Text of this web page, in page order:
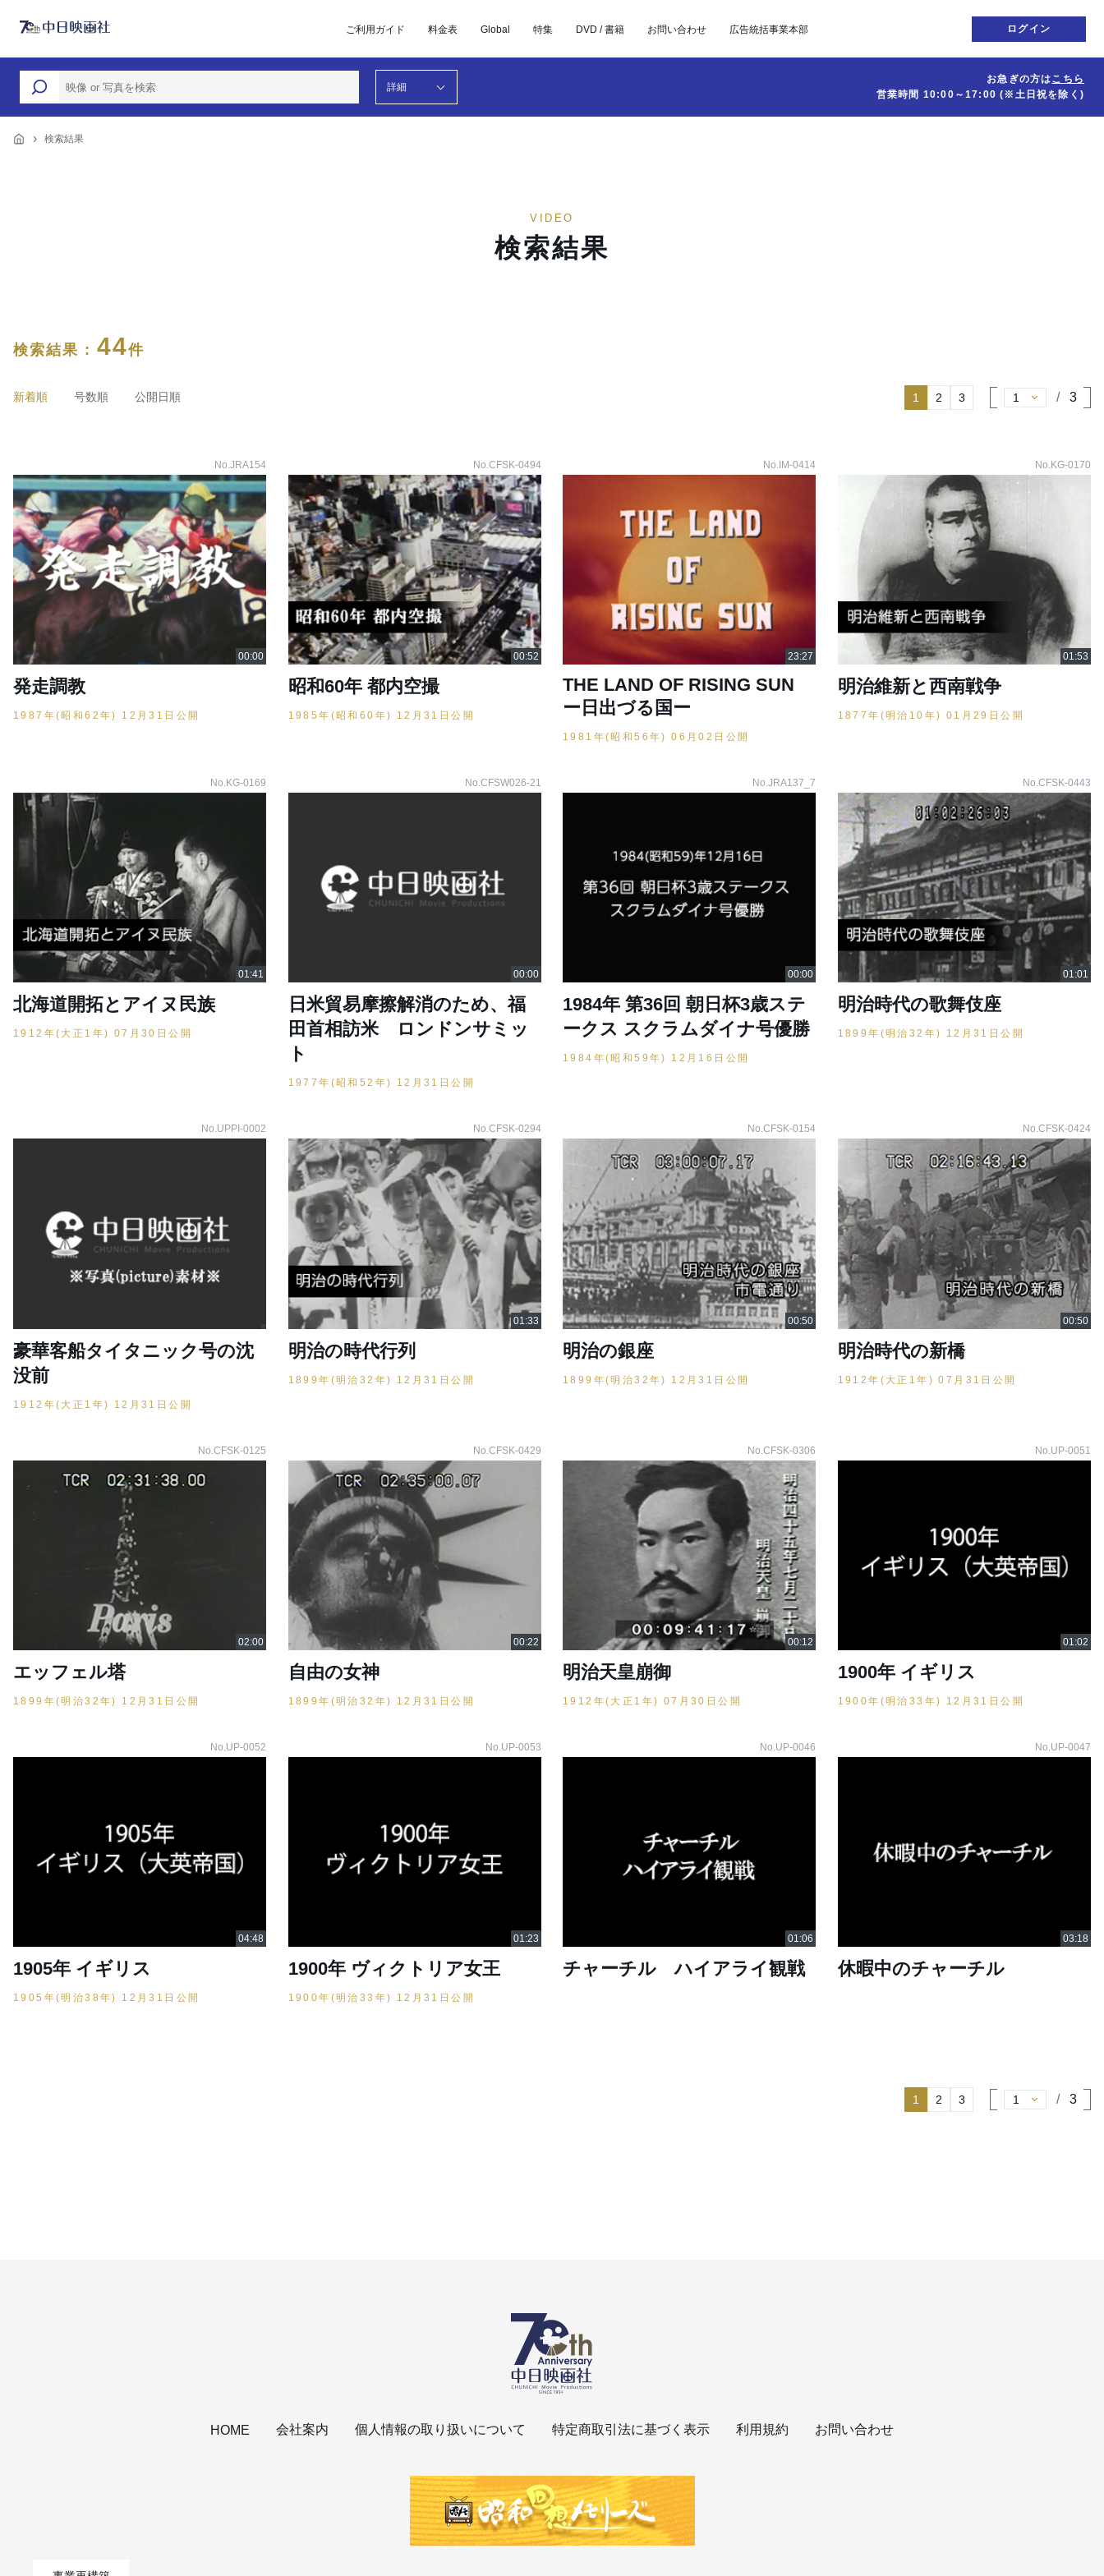
ご利用ガイド 料金表 Global 特集 DVD / 書籍 お問い合わせ 広告統括事業本部 ログイン
詳細
お急ぎの方はこちら
営業時間 10:00～17:00(※土日祝を除く)
検索結果
VIDEO
検索結果
検索結果 : 44件
新着順 号数順 公開日順 1 2 3 3
No.JRA154
発走調教
1987年(昭和62年) 12月31日公開
No.CFSK-0494
昭和60年 都内空撮
1985年(昭和60年) 12月31日公開
No.IM-0414
THE LAND OF RISING SUN
ー日出づる国ー
1981年(昭和56年) 06月02日公開
No.KG-0170
明治維新と西南戦争
1877年(明治10年) 01月29日公開
No.KG-0169
北海道開拓とアイヌ民族
1912年(大正1年) 07月30日公開
No.CFSW026-21
日米貿易摩擦解消のため、福
田首相訪米 ロンドンサミッ
ト
1977年(昭和52年) 12月31日公開
No.JRA137_7
1984年 第36回 朝日杯3歳ステ
ークス スクラムダイナ号優勝
1984年(昭和59年) 12月16日公開
No.CFSK-0443
明治時代の歌舞伎座
1899年(明治32年) 12月31日公開
No.UPPI-0002
豪華客船タイタニック号の沈
没前
1912年(大正1年) 12月31日公開
No.CFSK-0294
明治の時代行列
1899年(明治32年) 12月31日公開
No.CFSK-0154
明治の銀座
1899年(明治32年) 12月31日公開
No.CFSK-0424
明治時代の新橋
1912年(大正1年) 07月31日公開
No.CFSK-0125
エッフェル塔
1899年(明治32年) 12月31日公開
No.CFSK-0429
自由の女神
1899年(明治32年) 12月31日公開
No.CFSK-0306
明治天皇崩御
1912年(大正1年) 07月30日公開
No.UP-0051
1900年 イギリス
1900年(明治33年) 12月31日公開
No.UP-0052
1905年 イギリス
1905年(明治38年) 12月31日公開
No.UP-0053
1900年 ヴィクトリア女王
1900年(明治33年) 12月31日公開
No.UP-0046
チャーチル ハイアライ観戦
No.UP-0047
休暇中のチャーチル
1 2 3 3
HOME 会社案内 個人情報の取り扱いについて 特定商取引法に基づく表示 利用規約 お問い合わせ